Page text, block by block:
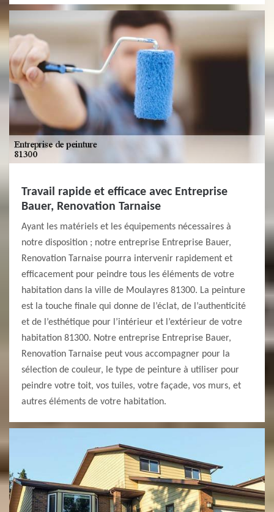
Travail rapide et efficace avec Entreprise
Bauer, Renovation Tarnaise
Ayant les matériels et les équipements nécessaires à
notre disposition ; notre entreprise Entreprise Bauer,
Renovation Tarnaise pourra intervenir rapidement et
efficacement pour peindre tous les éléments de votre
habitation dans la ville de Moulayres 81300. La peinture
est la touche finale qui donne de l’éclat, de l’authenticité
et de l’esthétique pour l’intérieur et l’extérieur de votre
habitation 81300. Notre entreprise Entreprise Bauer,
Renovation Tarnaise peut vous accompagner pour la
sélection de couleur, le type de peinture à utiliser pour
peindre votre toit, vos tuiles, votre façade, vos murs, et
autres éléments de votre habitation.